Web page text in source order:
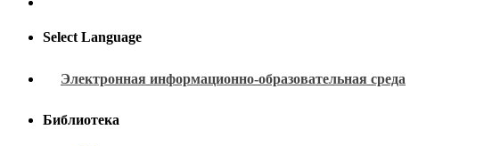
Select Language
Электронная информационно-образовательная среда
Библиотека